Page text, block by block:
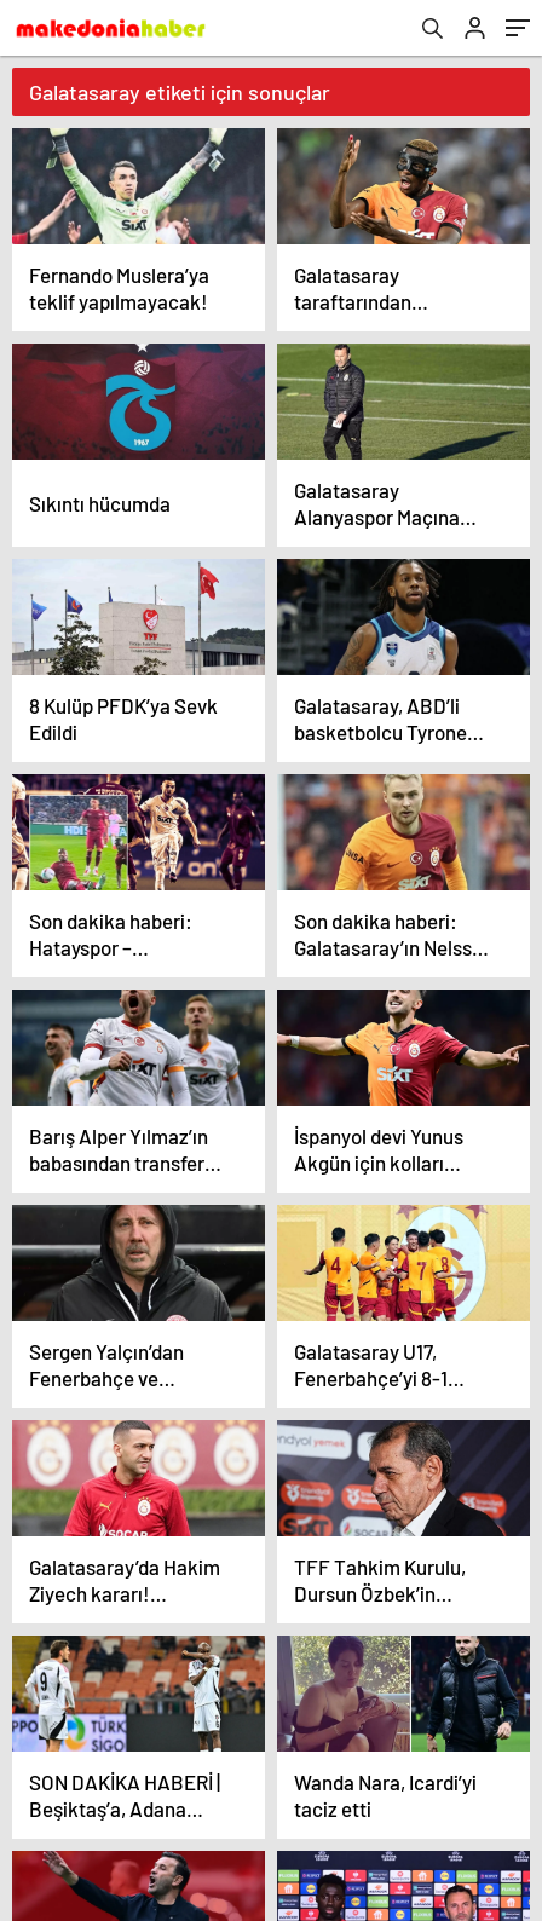
Galatasaray etiketi için sonuçlar
Fernando Muslera’ya
teklif yapılmayacak!
Galatasaray
taraftarından
Osimhen’e çağrı
yapıldı: “Stay With Us
Osimhen”
Sıkıntı hücumda
Galatasaray
Alanyaspor Maçına
Hazırlanıyor
8 Kulüp PFDK’ya Sevk
Edildi
Galatasaray, ABD’li
basketbolcu Tyrone
Wallace’ı kadrosuna
kattı
Son dakika haberi:
Hatayspor –
Galatasaray maçında
penaltı beklentisi!
Hakem Cihan Aydın
devam ettirdi…
Son dakika haberi:
Galatasaray’ın Nelsson
için istediği ücret belli
oldu! Teklif yapan
takımı açıkladılar..
Barış Alper Yılmaz’ın
babasından transfer
açıklaması: Takım
söylemem
İspanyol devi Yunus
Akgün için kolları
sıvadı
Sergen Yalçın’dan
Fenerbahçe ve
Galatasaray’a olay
sözler
Galatasaray U17,
Fenerbahçe’yi 8-1
yendi
Galatasaray’da Hakim
Ziyech kararı!
Trabzonspor
maçında…
TFF Tahkim Kurulu,
Dursun Özbek’in
cezasını onadı!
SON DAKİKA HABERİ |
Beşiktaş’a, Adana
Demirspor şoku! Mavi-
lacivertlilerden bir ilk…
Wanda Nara, Icardi’yi
taciz etti